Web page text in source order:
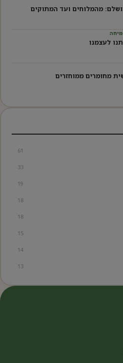
מהמלוחים ועד המתוקים
לעצמנו
מחומרים ממוחזרים
61
33
19
18
18
15
14
13